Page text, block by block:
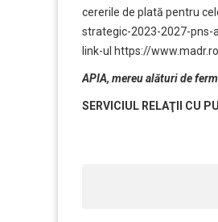
cererile de plată pentru
strategic-2023-2027-
link-ul https://
APIA, mereu alături de
SERVICIUL RELAŢII CU